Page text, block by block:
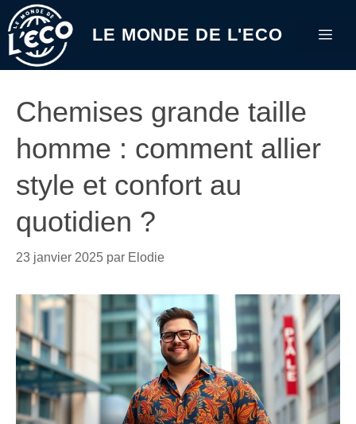
Aller
au
contenu
LE MONDE DE L'ECO
Chemises grande taille
homme : comment allier
style et confort au
quotidien ?
23 janvier 2025 par Elodie